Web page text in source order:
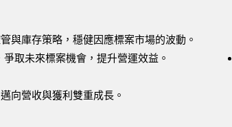
與庫存策略，穩健因應標案市場的波動。
取未來標案機會，提升營運效益。
向營收與獲利雙重成長。